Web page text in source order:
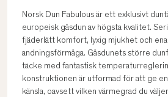
Norsk Dun Fabulous är ett exklusivt
europeisk gåsdun av högsta kvalitet.
fjäderlätt komfort, lyxig mjukhet och
andningsförmåga. Gåsdunets större
täcke med fantastisk
konstruktionen är utformad för att ge
känsla, oavsett vilken värmegrad du